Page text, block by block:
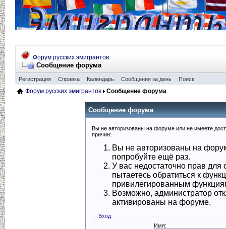
Форум русских эмигрантов
Сообщение форума
Регистрация Справка Календарь Сообщения за день Поиск
Форум русских эмигрантов Сообщение форума
Сообщение форума
Вы не авторизованы на форуме или не имеете
причин:
Вы не авторизованы на
попробуйте ещё раз.
У вас недостаточно прав
пытаетесь обратиться к
привилегированным
Возможно, администратор
активированы на форуме.
Вход
Имя: